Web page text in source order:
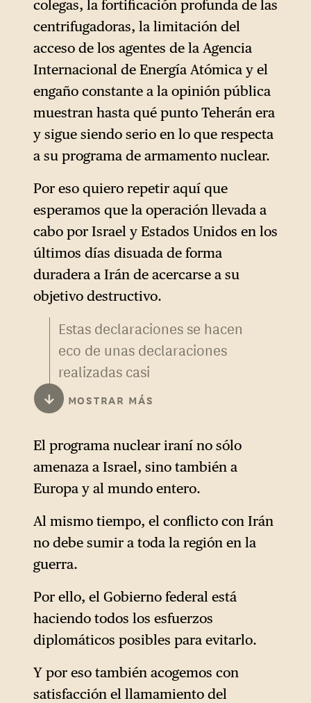
colegas, la fortificación profunda de las
centrifugadoras, la limitación del
acceso de los agentes de la Agencia
Internacional de Energía Atómica y el
engaño constante a la opinión pública
muestran hasta qué punto Teherán era
y sigue siendo serio en lo que respecta
a su programa de armamento nuclear.
Por eso quiero repetir aquí que
esperamos que la operación llevada a
cabo por Israel y Estados Unidos en los
últimos días disuada de forma
duradera a Irán de acercarse a su
objetivo destructivo.
Estas declaraciones se hacen
eco de unas declaraciones
realizadas casi
inmediatamente después del
inicio de los ataques de Israel
contra Irán, en las que el
canciller afirmó que el Estado
hebreo estaba haciendo «el
trabajo sucio» para todo el
mundo.
↓ MOSTRAR MÁS
El programa nuclear iraní no sólo
amenaza a Israel, sino también a
Europa y al mundo entero.
Al mismo tiempo, el conflicto con Irán
no debe sumir a toda la región en la
guerra.
Por ello, el Gobierno federal está
haciendo todos los esfuerzos
diplomáticos posibles para evitarlo.
Y por eso también acogemos con
satisfacción el llamamiento del